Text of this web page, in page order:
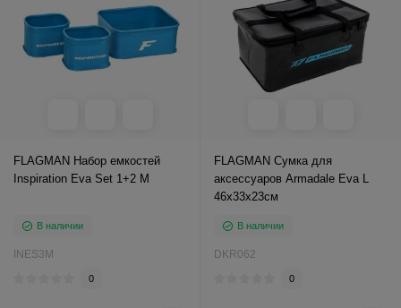
FLAGMAN Набор емкостей
Inspiration Eva Set 1+2 M
В наличии
INES3M
0
FLAGMAN Сумка для
аксессуаров Armadale Eva L
46x33x23см
В наличии
DKR062
0